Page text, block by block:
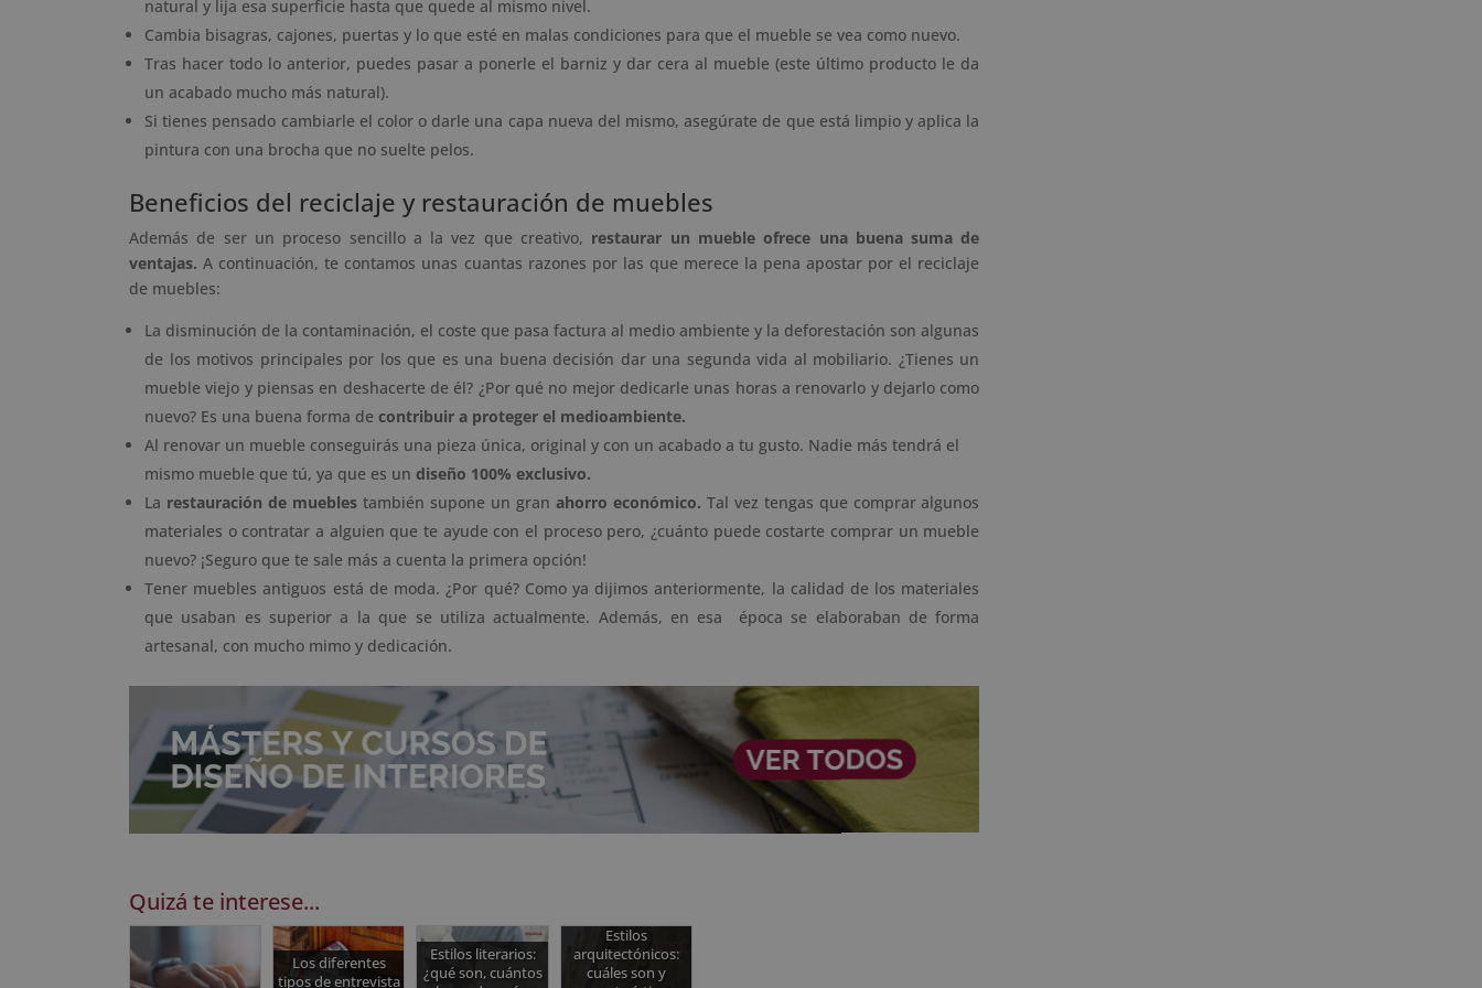
natural y lija esa superficie hasta que quede al mismo nivel.
Cambia bisagras, cajones, puertas y lo que esté en malas condiciones para que el mueble se vea como nuevo.
Tras hacer todo lo anterior, puedes pasar a ponerle el barniz y dar cera al mueble (este último producto le da
un acabado mucho más natural).
Si tienes pensado cambiarle el color o darle una capa nueva del mismo, asegúrate de que está limpio y aplica la
pintura con una brocha que no suelte pelos.
Beneficios del reciclaje y restauración de muebles
Además de ser un proceso sencillo a la vez que creativo, restaurar un mueble ofrece una buena suma de
ventajas. A continuación, te contamos unas cuantas razones por las que merece la pena apostar por el reciclaje
de muebles:
La disminución de la contaminación, el coste que pasa factura al medio ambiente y la deforestación son algunas
de los motivos principales por los que es una buena decisión dar una segunda vida al mobiliario. ¿Tienes un
mueble viejo y piensas en deshacerte de él? ¿Por qué no mejor dedicarle unas horas a renovarlo y dejarlo como
nuevo? Es una buena forma de contribuir a proteger el medioambiente.
Al renovar un mueble conseguirás una pieza única, original y con un acabado a tu gusto. Nadie más tendrá el
mismo mueble que tú, ya que es un diseño 100% exclusivo.
La restauración de muebles también supone un gran ahorro económico. Tal vez tengas que comprar algunos
materiales o contratar a alguien que te ayude con el proceso pero, ¿cuánto puede costarte comprar un mueble
nuevo? ¡Seguro que te sale más a cuenta la primera opción!
Tener muebles antiguos está de moda. ¿Por qué? Como ya dijimos anteriormente, la calidad de los materiales
que usaban es superior a la que se utiliza actualmente. Además, en esa época se elaboraban de forma
artesanal, con mucho mimo y dedicación.
Quizá te interese...
Los diferentes
tipos de entrevista
Estilos literarios:
¿qué son, cuántos
Estilos
arquitectónicos:
cuáles son y